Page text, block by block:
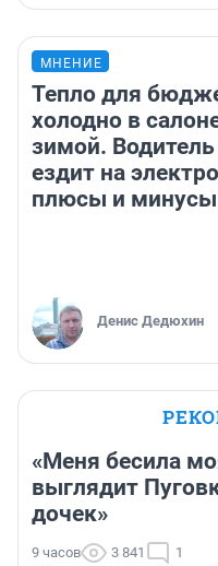
МНЕНИЕ
Тепло для
холодно в
зимой. Водитель
ездит на
плюсы и минусы
Денис Дедюхин
«Меня бесила
выглядит
дочек»
9 часов 3 841 1